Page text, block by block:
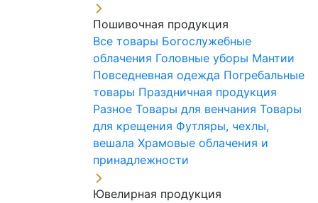
Пошивочная продукция
Все товары Богослужебные
облачения Головные уборы Мантии
Повседневная одежда Погребальные
товары Праздничная продукция
Разное Товары для венчания Товары
для крещения Футляры, чехлы,
вешала Храмовые облачения и
принадлежности
Ювелирная продукция